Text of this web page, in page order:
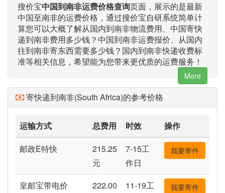
搜价宝中国到南非运费价格查询页面，展示的是最新
中国至南非的运费价格，通过搜价宝自研系统简单计
算您可以大概了解从国内到南非物流费用、中国寄快
递到南非费用多少钱？中国到南非运费报价、从国内
往到南非寄东西需要多少钱？国内到南非快递收费标
准等相关信息，希望能为您带来更优质的运费服务！
More
寄快递到南非(South Africa)的参考价格
运输方式 总费用 时效
操作
邮政E特快
215.25
元
7-15工
作日
我要寄件
皇邮宝带电价
222.00
11-19工
我要寄件